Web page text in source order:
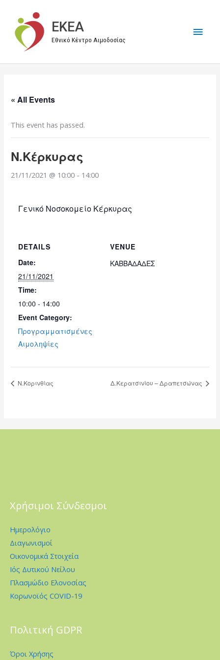
περιεχόμενο
EKEA
Εθνικό Κέντρο Αιμοδοσίας
« All Events
This event has passed.
Ν.Κέρκυρας
21/11/2021 @ 10:00 - 14:00
Γενικό Νοσοκομείο Κέρκυρας
DETAILS
Date:
21/11/2021
Time:
10:00 - 14:00
Event Category:
Προγραμματισμένες
Αιμοληψίες
VENUE
ΚΑΒΒΑΔΑΔΕΣ
Ν.Κορινθίας Δ.Κερατσινίου – Δραπετσώνας
Χρήσιμοι Σύνδεσμοι
Ημερολόγιο
Διαγωνισμοί
Οικονομικά Στοιχεία
Ιός Δυτικού Νείλου
Πλασμώδιο Ελονοσίας
Κορωνοϊός COVID-19
Πολιτική GDPR
Όροι Χρήσης